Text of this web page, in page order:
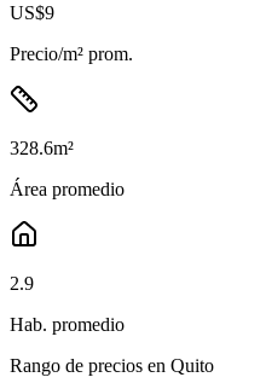
US$9
Precio/m² prom.
328.6m²
Área promedio
2.9
Hab. promedio
Rango de precios en Quito